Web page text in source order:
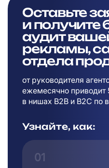
Оставьте
и получите
аудит
рекламы,
отдела
от руководителя
ежемесячно приводит
в нишах B2B и B2C по
Узнайте, как:
01